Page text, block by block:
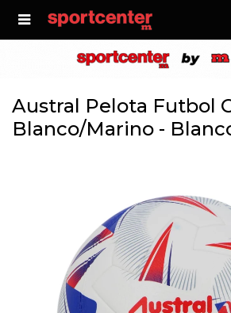

Austral Pelota Futbol
Blanco/Marino -